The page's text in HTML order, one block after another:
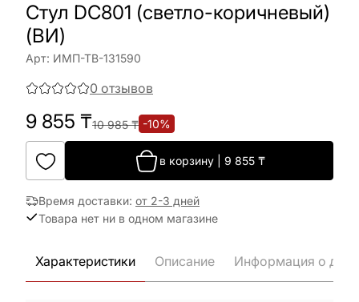
Стул DC801 (светло-коричневый)
(ВИ)
Арт: ИМП-ТВ-131590
0 отзывов
9 855 ₸10 985₸ -10%
в корзину| 9 855₸
Время доставки: от 2-3 дней
Товара нет ни в одном магазине
Характеристики Описание Информация о